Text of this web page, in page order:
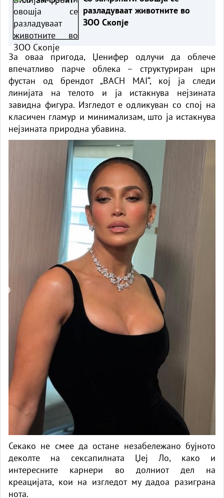
разладуваат животните во
ЗОО Скопје
За оваа пригода, Џенифер одлучи да облече
впечатливо парче облека – структуриран црн
фустан од брендот „BACH MAI“, кој ја следи
линијата на телото и ја истакнува нејзината
завидна фигура. Изгледот е одликуван со спој на
класичен гламур и минимализам, што ја истакнува
нејзината природна убавина.
Секако не смее да остане незабележано бујното
деколте на сексапилната Џеј Ло, како и
интересните карнери во долниот дел на
креацијата, кои на изгледот му дадоа разиграна
нота.